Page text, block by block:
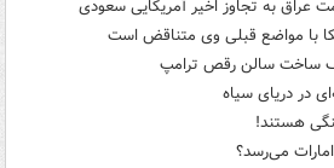
عراق به تجاوز اخیر آمریکایی سعودی
با مواضع قبلی وی متناقض است
ساخت سالن رقص ترامپ
در دریای سیاه
هستند!
می‌رسد؟